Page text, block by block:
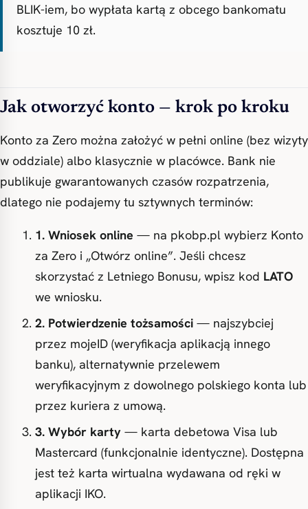
BLIK-iem, bo wypłata kartą z obcego bankomatu
kosztuje 10 zł.
Jak otworzyć konto — krok po kroku
Konto za Zero można założyć w pełni online (bez wizyty
w oddziale) albo klasycznie w placówce. Bank nie
publikuje gwarantowanych czasów rozpatrzenia,
dlatego nie podajemy tu sztywnych terminów:
1. Wniosek online — na pkobp.pl wybierz Konto
za Zero i „Otwórz online”. Jeśli chcesz
skorzystać z Letniego Bonusu, wpisz kod LATO
we wniosku.
2. Potwierdzenie tożsamości — najszybciej
przez mojeID (weryfikacja aplikacją innego
banku), alternatywnie przelewem
weryfikacyjnym z dowolnego polskiego konta lub
przez kuriera z umową.
3. Wybór karty — karta debetowa Visa lub
Mastercard (funkcjonalnie identyczne). Dostępna
jest też karta wirtualna wydawana od ręki w
aplikacji IKO.